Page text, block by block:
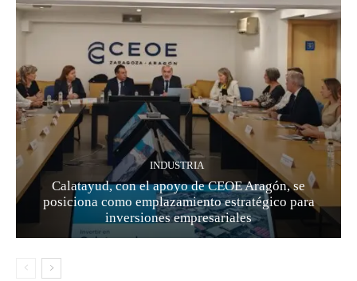
INDUSTRIA
Calatayud, con el apoyo de CEOE Aragón, se
posiciona como emplazamiento estratégico para
inversiones empresariales